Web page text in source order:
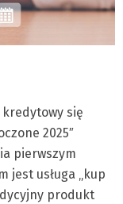
się
2025″
pierwszym
jest usługa „kup
produkt